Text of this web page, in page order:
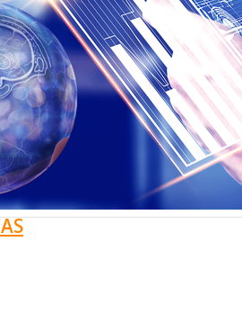
DEL TRABAJO
VIAL